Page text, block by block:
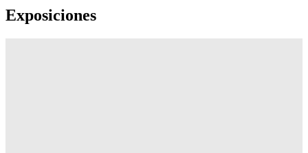
Exposiciones